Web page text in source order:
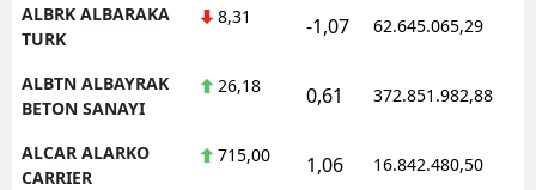
ALBRK ALBARAKA
TURK
8,31 -1,07 62.645.065,29
ALBTN ALBAYRAK
BETON SANAYI
26,18 0,61 372.851.982,88
ALCAR ALARKO
CARRIER
715,00 1,06 16.842.480,50